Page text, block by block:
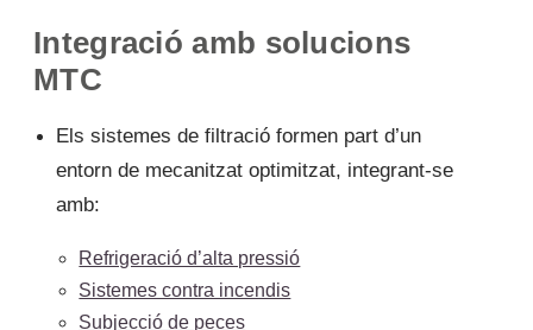
Integració amb solucions
MTC
Els sistemes de filtració formen part d’un
entorn de mecanitzat optimitzat, integrant-se
amb:
Refrigeració d’alta pressió
Sistemes contra incendis
Subjecció de peces